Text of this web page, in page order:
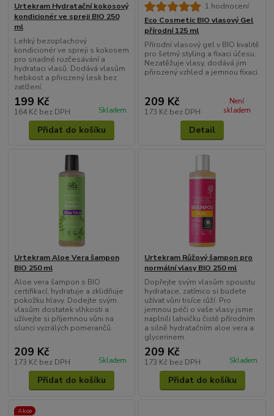
Urtekram Hydratační kokosový
kondicionér ve spreji BIO 250
ml
Lehký bezoplachový
kondicionér ve spreji s kokosem
pro snadné rozčesávání a
hydrataci vlasů. Dodává vlasům
hebkost a přirozený lesk bez
zatížení.
199 Kč
164 Kč bez DPH Skladem
Přidat do košíku
1 hodnocení
Eco Cosmetic BIO vlasový Gel
přírodní 125 ml
Přírodní vlasový gel v BIO kvalitě
pro šetrný styling a fixaci účesu.
Nezatěžuje vlasy, dodává jim
přirozený vzhled a jemnou fixaci.
209 Kč
173 Kč bez DPH
Není
skladem
Detail
Urtekram Aloe Vera šampon
BIO 250 ml
Aloe vera šampon s BIO
certifikací, hydratuje a zklidňuje
pokožku hlavy. Dodejte svým
vlasům dostatek vlhkosti a
užívejte si příjemnou vůni na
slunci vyzrálých pomerančů.
209 Kč
173 Kč bez DPH Skladem
Přidat do košíku
Urtekram Růžový šampon pro
normální vlasy BIO 250 ml
Dopřejte svým vlasům spoustu
hydratace, zatímco si budete
užívat vůni tisíce růží. Pro
jemnou péči o vaše vlasy jsme
naplnili lahvičku čistě přírodním
a silně hydratačním aloe vera a
glycerinem.
209 Kč
173 Kč bez DPH Skladem
Přidat do košíku
Akce